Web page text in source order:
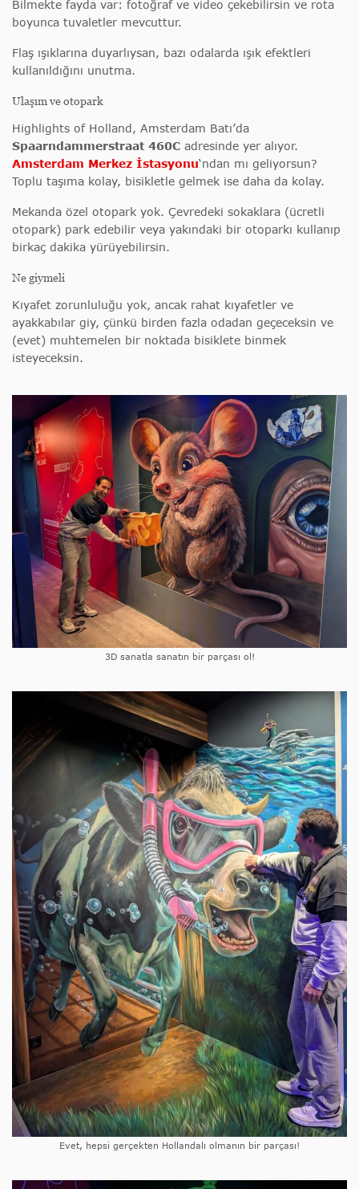
Bilmekte fayda var: fotoğraf ve video çekebilirsin ve rota
boyunca tuvaletler mevcuttur.
Flaş ışıklarına duyarlıysan, bazı odalarda ışık efektleri
kullanıldığını unutma.
Ulaşım ve otopark
Highlights of Holland, Amsterdam Batı’da
Spaarndammerstraat 460C adresinde yer alıyor.
Amsterdam Merkez İstasyonu‘ndan mı geliyorsun?
Toplu taşıma kolay, bisikletle gelmek ise daha da kolay.
Mekanda özel otopark yok. Çevredeki sokaklara (ücretli
otopark) park edebilir veya yakındaki bir otoparkı kullanıp
birkaç dakika yürüyebilirsin.
Ne giymeli
Kıyafet zorunluluğu yok, ancak rahat kıyafetler ve
ayakkabılar giy, çünkü birden fazla odadan geçeceksin ve
(evet) muhtemelen bir noktada bisiklete binmek
isteyeceksin.
3D sanatla sanatın bir parçası ol!
Evet, hepsi gerçekten Hollandalı olmanın bir parçası!